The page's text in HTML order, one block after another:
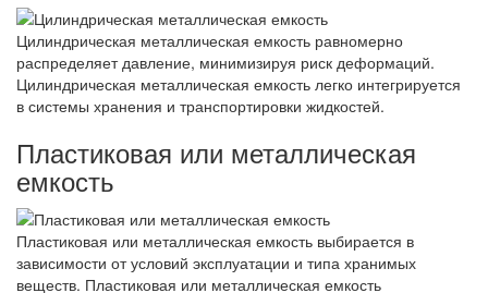
Цилиндрическая металлическая емкость равномерно
распределяет давление, минимизируя риск деформаций.
Цилиндрическая металлическая емкость легко интегрируется
в системы хранения и транспортировки жидкостей.
Пластиковая или металлическая
емкость
Пластиковая или металлическая емкость выбирается в
зависимости от условий эксплуатации и типа хранимых
веществ. Пластиковая или металлическая емкость